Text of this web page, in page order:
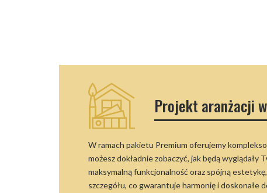
Projekt aranżacji
W ramach pakietu Premium oferujemy
możesz dokładnie zobaczyć, jak będą
maksymalną funkcjonalność oraz spójną
szczegółu, co gwarantuje harmonię i